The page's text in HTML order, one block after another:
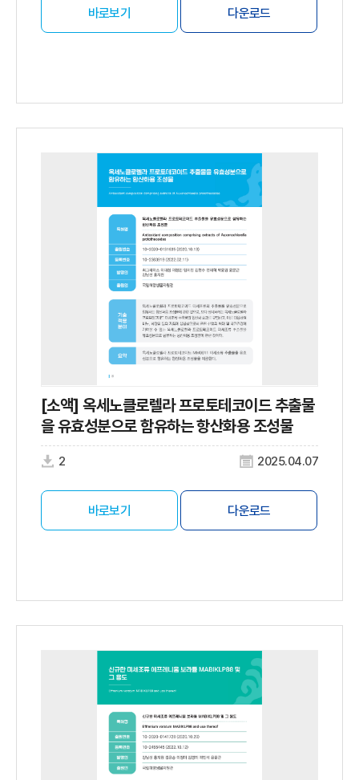
바로보기 다운로드
[소액] 옥세노클로렐라 프로토테코이드 추출물
을 유효성분으로 함유하는 항산화용 조성물
2 2025.04.07
바로보기 다운로드